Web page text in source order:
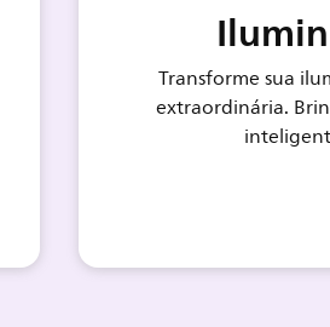
Transforme sua
extraordinária.